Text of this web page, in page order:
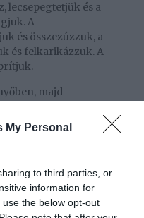
My Personal
to third parties, or
information for
the below opt-out
lecsepegtetjük és a
A
és összezúzzuk, a
és felkarikázzuk. A
majd
a tejjel. Ízlés
az
tűzálló tálat pedig
összeforgatjuk a